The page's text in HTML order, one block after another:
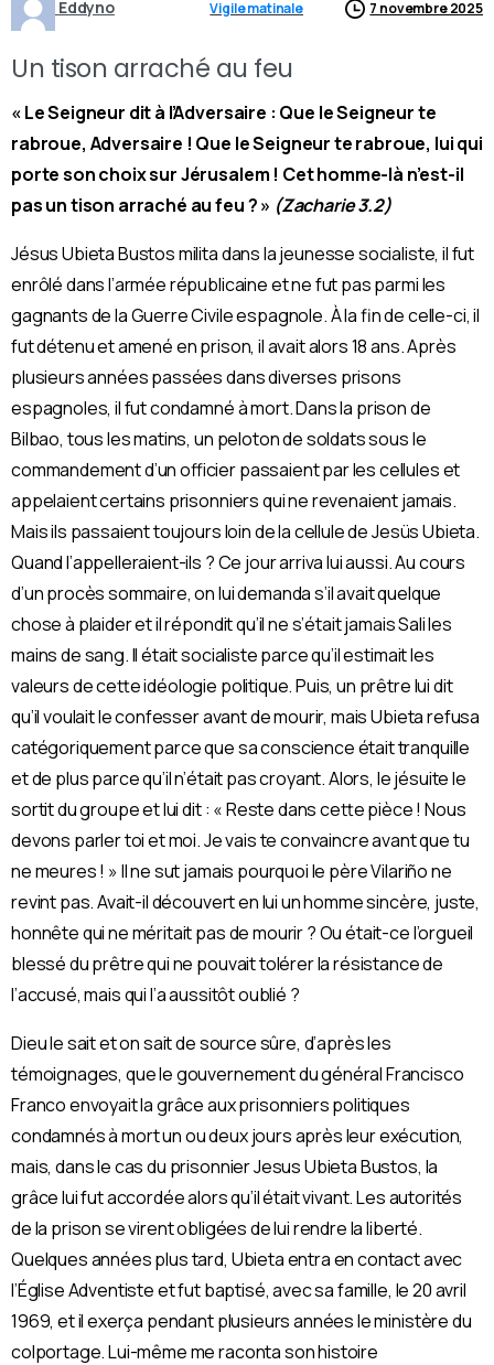
Eddyno Vigile matinale 7 novembre 2025
Un tison arraché au feu
« Le Seigneur dit à l’Adversaire : Que le Seigneur te
rabroue, Adversaire ! Que le Seigneur te rabroue, lui qui
porte son choix sur Jérusalem ! Cet homme-là n’est-il
pas un tison arraché au feu ? » (Zacharie 3.2)
Jésus Ubieta Bustos milita dans la jeunesse socialiste, il fut
enrôlé dans l’armée républicaine et ne fut pas parmi les
gagnants de la Guerre Civile espagnole. À la fin de celle-ci, il
fut détenu et amené en prison, il avait alors 18 ans. Après
plusieurs années passées dans diverses prisons
espagnoles, il fut condamné à mort.Dans la prison de
Bilbao, tous les matins, un peloton de soldats sous le
commandement d’un officier passaient par les cellules et
appelaient certains prisonniers qui ne revenaient jamais.
Mais ils passaient toujours loin de la cellule de Jesüs Ubieta.
Quand l’appelleraient-ils ? Ce jour arriva lui aussi. Au cours
d’un procès sommaire, on lui demanda s’il avait quelque
chose à plaider et il répondit qu’il ne s’était jamais Sali les
mains de sang. Il était socialiste parce qu’il estimait les
valeurs de cette idéologie politique. Puis, un prêtre lui dit
qu’il voulait le confesser avant de mourir, mais Ubieta refusa
catégoriquement parce que sa conscience était tranquille
et de plus parce qu’il n’était pas croyant. Alors, le jésuite le
sortit du groupe et lui dit : « Reste dans cette pièce ! Nous
devons parler toi et moi. Je vais te convaincre avant que tu
ne meures ! » Il ne sut jamais pourquoi le père Vilariño ne
revint pas. Avait-il découvert en lui un homme sincère, juste,
honnête qui ne méritait pas de mourir ? Ou était-ce l’orgueil
blessé du prêtre qui ne pouvait tolérer la résistance de
l’accusé, mais qui l’a aussitôt oublié ?
Dieu le sait et on sait de source sûre, d’après les
témoignages, que le gouvernement du général Francisco
Franco envoyait la grâce aux prisonniers politiques
condamnés à mort un ou deux jours après leur exécution,
mais, dans le cas du prisonnier Jesus Ubieta Bustos, la
grâce lui fut accordée alors qu’il était vivant. Les autorités
de la prison se virent obligées de lui rendre la liberté.
Quelques années plus tard, Ubieta entra en contact avec
l’Église Adventiste et fut baptisé, avec sa famille, le 20 avril
1969, et il exerça pendant plusieurs années le ministère du
colportage. Lui-même me raconta son histoire